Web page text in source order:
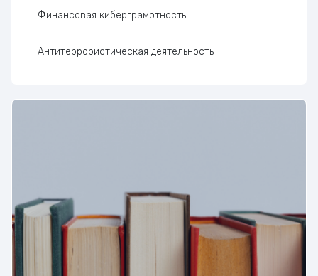
Финансовая киберграмотность
Антитеррористическая деятельность